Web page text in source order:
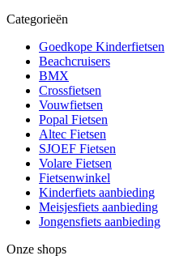
Categorieën
Goedkope Kinderfietsen
Beachcruisers
BMX
Crossfietsen
Vouwfietsen
Popal Fietsen
Altec Fietsen
SJOEF Fietsen
Volare Fietsen
Fietsenwinkel
Kinderfiets aanbieding
Meisjesfiets aanbieding
Jongensfiets aanbieding
Onze shops